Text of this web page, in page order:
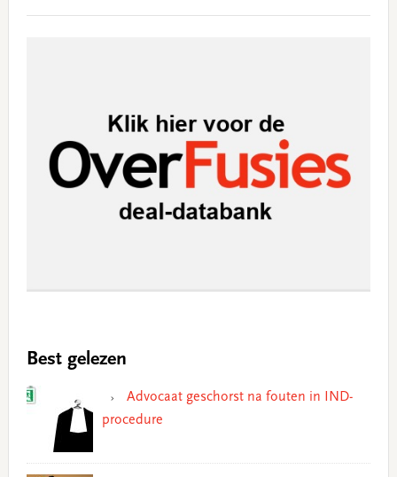
Best gelezen
Advocaat geschorst na fouten in IND-
procedure